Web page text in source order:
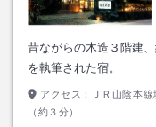
昔ながらの木造３階建
を執筆された宿。
アクセス：
ＪＲ山陰本
（約３分）